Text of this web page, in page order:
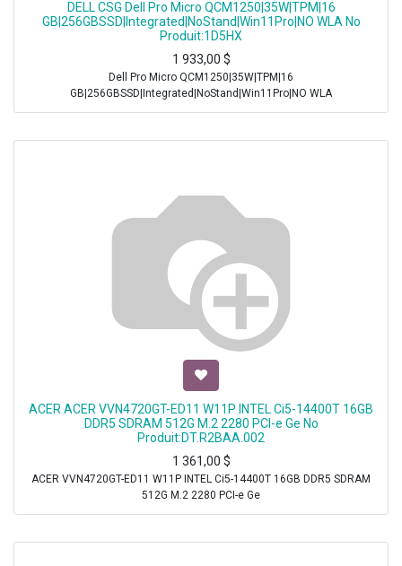
DELL CSG Dell Pro Micro QCM1250|35W|TPM|16
GB|256GBSSD|Integrated|NoStand|Win11Pro|NO WLA No
Produit:1D5HX
1 933,00 $
Dell Pro Micro QCM1250|35W|TPM|16
GB|256GBSSD|Integrated|NoStand|Win11Pro|NO WLA
ACER ACER VVN4720GT-ED11 W11P INTEL Ci5-14400T 16GB
DDR5 SDRAM 512G M.2 2280 PCI-e Ge No
Produit:DT.R2BAA.002
1 361,00 $
ACER VVN4720GT-ED11 W11P INTEL Ci5-14400T 16GB DDR5 SDRAM
512G M.2 2280 PCI-e Ge